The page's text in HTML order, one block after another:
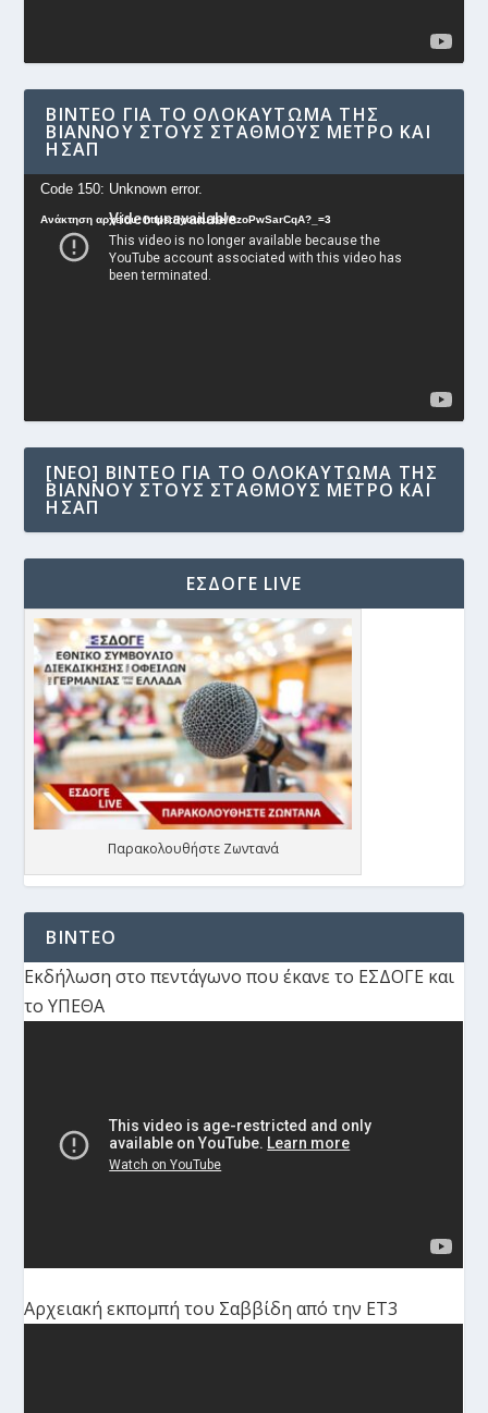
ΒΊΝΤΕΟ ΓΙΑ ΤΟ ΟΛΟΚΑΎΤΩΜΑ ΤΗΣ
ΒΙΆΝΝΟΥ ΣΤΟΥΣ ΣΤΑΘΜΟΎΣ ΜΕΤΡΟ ΚΑΙ
ΗΣΑΠ
Πρόγραμμα
Αναπαραγωγής
Βίντεο
Code 150: Unknown error.
Ανάκτηση αρχείου: https://youtu.be/AzoPwSarCqA?_=3
[NEO] ΒΊΝΤΕΟ ΓΙΑ ΤΟ ΟΛΟΚΑΎΤΩΜΑ ΤΗΣ
ΒΙΆΝΝΟΥ ΣΤΟΥΣ ΣΤΑΘΜΟΎΣ ΜΕΤΡΟ ΚΑΙ
ΗΣΑΠ
ΕΣΔΟΓΕ LIVE
Παρακολουθήστε Ζωντανά
ΒΙΝΤΕΟ
Εκδήλωση στο πεντάγωνο που έκανε το ΕΣΔΟΓΕ και
το ΥΠΕΘΑ
Αρχειακή εκπομπή του Σαββίδη από την ΕΤ3